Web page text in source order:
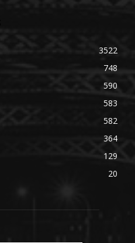
3522
748
590
583
582
364
129
20